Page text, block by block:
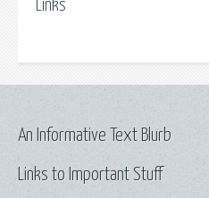
Links
Links to Important Stuff
An Informative Text Blurb